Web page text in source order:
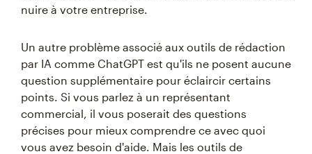
nuire à votre entreprise.
Un autre problème associé aux outils de rédaction
par IA comme ChatGPT est qu'ils ne posent aucune
question supplémentaire pour éclaircir certains
points. Si vous parlez à un représentant
commercial, il vous poserait des questions
précises pour mieux comprendre ce avec quoi
vous avez besoin d'aide. Mais les outils de